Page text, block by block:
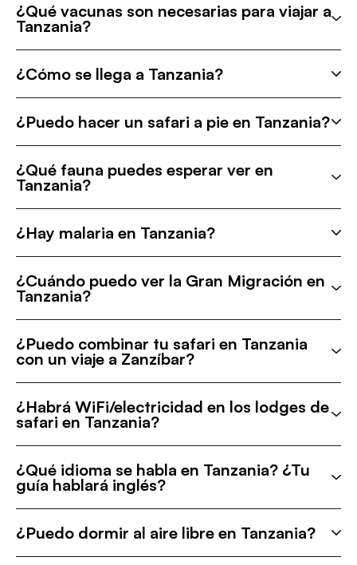
¿Qué vacunas son necesarias para viajar a
Tanzania?
¿Cómo se llega a Tanzania?
¿Puedo hacer un safari a pie en Tanzania?
¿Qué fauna puedes esperar ver en
Tanzania?
¿Hay malaria en Tanzania?
¿Cuándo puedo ver la Gran Migración en
Tanzania?
¿Puedo combinar tu safari en Tanzania
con un viaje a Zanzíbar?
¿Habrá WiFi/electricidad en los lodges de
safari en Tanzania?
¿Qué idioma se habla en Tanzania? ¿Tu
guía hablará inglés?
¿Puedo dormir al aire libre en Tanzania?